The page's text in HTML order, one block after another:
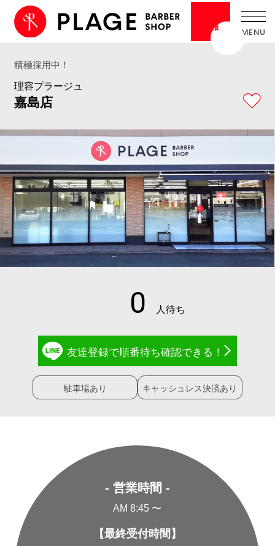
情報
積極採用中！
理容プラージュ
嘉島店
駐車場あり キャッシュレス決済あり
友達登録で順番待ち確認できる！
- 営業時間 -
AM 8:45 〜
【最終受付時間】